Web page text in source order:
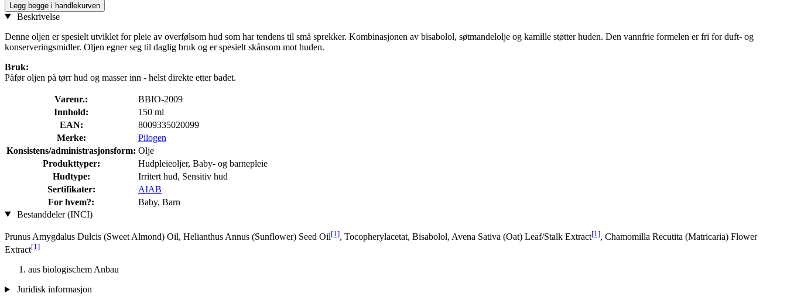
Legg begge i handlekurven
Beskrivelse
Denne oljen er spesielt utviklet for pleie av overfølsom hud som har tendens til små sprekker. Kombinasjonen av bisabolol, søtmandelolje og kamille støtter huden. Den vannfrie formelen er fri for duft- og
konserveringsmidler. Oljen egner seg til daglig bruk og er spesielt skånsom mot huden.
Bruk:
Påfør oljen på tørr hud og masser inn - helst direkte etter badet.
Varenr.:
BBIO-2009
Innhold:
150 ml
EAN:
8009335020099
Merke:
Pilogen
Konsistens/administrasjonsform: Olje
Produkttyper:
Hudpleieoljer, Baby- og barnepleie
Hudtype:
Irritert hud, Sensitiv hud
Sertifikater:
AIAB
For hvem?:
Baby, Barn
Bestanddeler (INCI)
Prunus Amygdalus Dulcis (Sweet Almond) Oil, Helianthus Annus (Sunflower) Seed Oil[1], Tocopherylacetat, Bisabolol, Avena Sativa (Oat) Leaf/Stalk Extract[1], Chamomilla Recutita (Matricaria) Flower
Extract[1]
aus biologischem Anbau
Juridisk informasjon